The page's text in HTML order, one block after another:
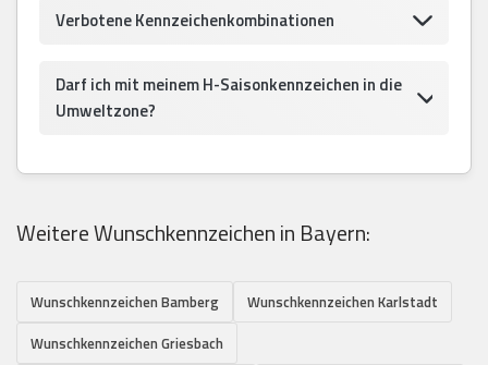
Verbotene Kennzeichenkombinationen
Darf ich mit meinem H-Saisonkennzeichen in die
Umweltzone?
Weitere Wunschkennzeichen in Bayern:
Wunschkennzeichen Bamberg
Wunschkennzeichen Karlstadt
Wunschkennzeichen Griesbach